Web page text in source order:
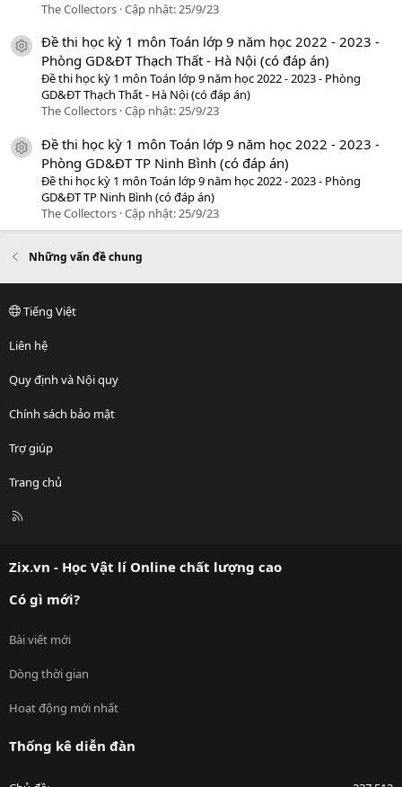
The Collectors Cập nhật:25/9/23
icon tài liệu
Đề thi học kỳ 1 môn Toán lớp 9 năm học 2022 - 2023 -
Phòng GD&ĐT Thạch Thất - Hà Nội (có đáp án)
Đề thi học kỳ 1 môn Toán lớp 9 năm học 2022 - 2023 - Phòng
GD&ĐT Thạch Thất - Hà Nội (có đáp án)
The Collectors Cập nhật:25/9/23
icon tài liệu
Đề thi học kỳ 1 môn Toán lớp 9 năm học 2022 - 2023 -
Phòng GD&ĐT TP Ninh Bình (có đáp án)
Đề thi học kỳ 1 môn Toán lớp 9 năm học 2022 - 2023 - Phòng
GD&ĐT TP Ninh Bình (có đáp án)
The Collectors Cập nhật: 25/9/23
Những vấn đề chung
Tiếng Việt
Liên hệ
Quy định và Nội quy
Chính sách bảo mật
Trợ giúp
Trang chủ
R
Zix.vn - Học Vật lí Online chất lượng cao
Có gì mới?
Bài viết mới
Dòng thời gian
Hoạt động mới nhất
Thống kê diễn đàn